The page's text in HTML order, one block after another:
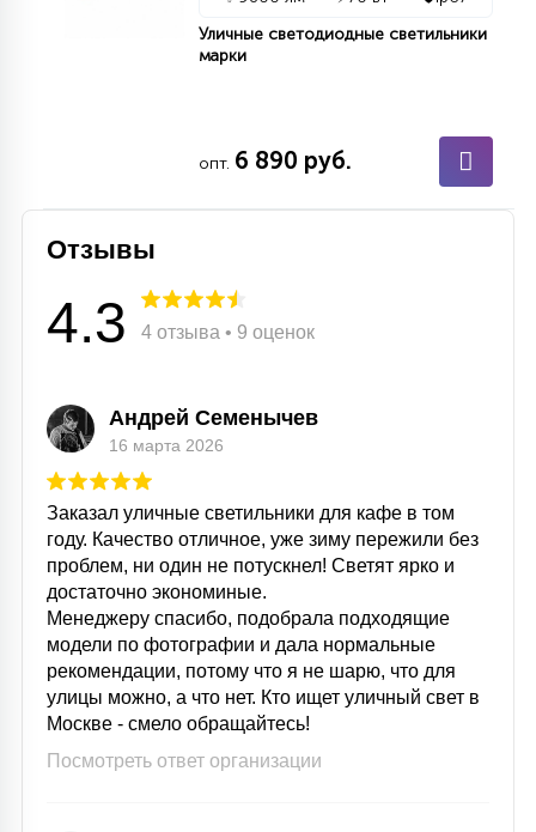
С УПРАВЛЕНИЕМ
Уличные светодиодные светильники
марки
опт. 6 890 руб.
Отзывы
4.3 4 отзыва • 9 оценок
Андрей Семенычев
16 марта 2026
Заказал уличные светильники для кафе в том
году. Качество отличное, уже зиму пережили без
проблем, ни один не потускнел! Светят ярко и
достаточно экономиные.
Менеджеру спасибо, подобрала подходящие
модели по фотографии и дала нормальные
рекомендации, потому что я не шарю, что для
улицы можно, а что нет. Кто ищет уличный свет в
Москве - смело обращайтесь!
Посмотреть ответ организации